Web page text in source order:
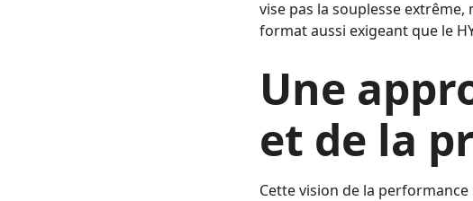
vise pas la souplesse extrême,
format aussi exigeant que le
Une
et de la
Cette vision de la